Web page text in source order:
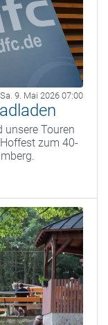
Sa. 9. Mai 2026 07:00
unsere Touren
zum 40-